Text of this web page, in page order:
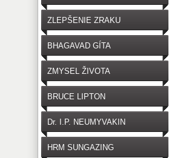
ZLEPŠENIE ZRAKU
BHAGAVAD GÍTA
ZMYSEL ŽIVOTA
BRUCE LIPTON
Dr. I.P. NEUMYVAKIN
HRM SUNGAZING